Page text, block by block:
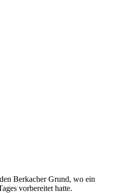
Berkacher Grund, wo ein
vorbereitet hatte.